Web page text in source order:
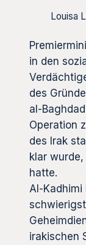
Louisa
in den
des
al-
Operation
des Irak
klar
hatte.
Al-Kadhimi
irakischen